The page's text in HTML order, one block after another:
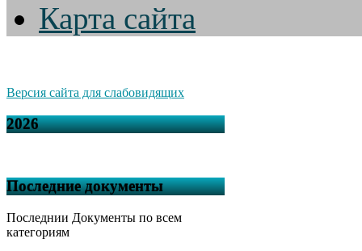
Карта сайта
Версия сайта для слабовидящих
2026
Последние документы
Последнии Документы по всем
категориям